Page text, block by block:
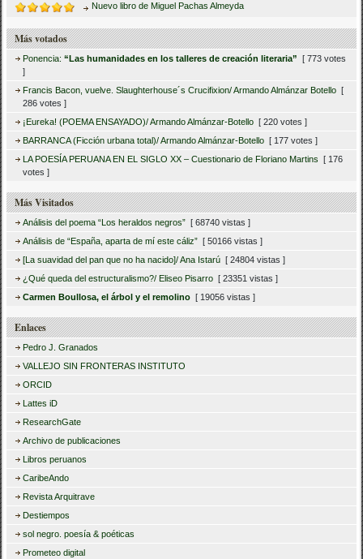
Nuevo libro de Miguel Pachas Almeyda
Más votados
Ponencia:“Las humanidades en los talleres de creación literaria”
[ 773 votes
]
Francis Bacon, vuelve. Slaughterhouse´s Crucifixion/ Armando Almánzar Botello [
286 votes ]
¡Eureka! (POEMA ENSAYADO)/ Armando Almánzar-Botello [ 220 votes ]
BARRANCA (Ficción urbana total)/ Armando Almánzar-Botello [ 177 votes ]
LA POESÍA PERUANA EN EL SIGLO XX – Cuestionario de Floriano Martins
[ 176
votes ]
Más Visitados
Análisis del poema “Los heraldos negros” [ 68740 vistas ]
Análisis de “España, aparta de mí este cáliz” [ 50166 vistas ]
[La suavidad del pan que no ha nacido]/ Ana Istarú [ 24804 vistas ]
¿Qué queda del estructuralismo?/ Eliseo Pisarro [ 23351 vistas ]
Carmen Boullosa, el árbol y el remolino [ 19056 vistas ]
Enlaces
Pedro J. Granados
VALLEJO SIN FRONTERAS INSTITUTO
ORCID
Lattes iD
ResearchGate
Archivo de publicaciones
Libros peruanos
CaribeAndo
Revista Arquitrave
Destiempos
sol negro. poesía & poéticas
Prometeo digital